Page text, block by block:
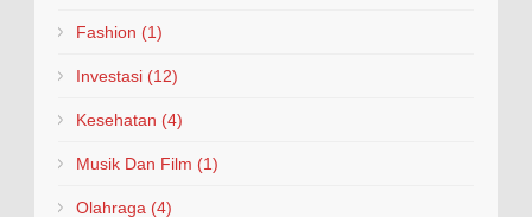
Fashion (1)
Investasi (12)
Kesehatan (4)
Musik Dan Film (1)
Olahraga (4)